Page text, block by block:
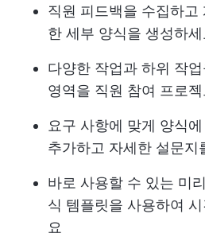
직원 피드백을 수집하고
한 세부 양식을 생성하세
다양한 작업과 하위 작
영역을 직원 참여 프로
요구 사항에 맞게 양식
추가하고 자세한 설문지
바로 사용할 수 있는 미
식 템플릿을 사용하여
요